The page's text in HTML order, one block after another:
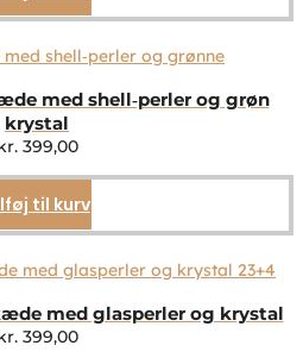
med shell‑perler og grøn
krystal
399,00
til kurv
med glasperler og krystal
399,00